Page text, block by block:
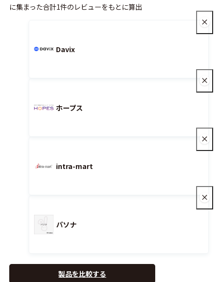
に集まった合計1件のレビューをもとに算出
Davix
ホープス
intra-mart
パソナ
製品を比較する